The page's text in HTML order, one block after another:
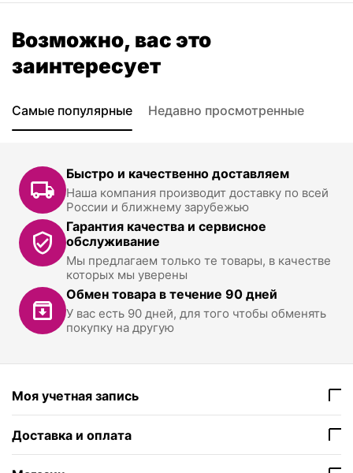
Возможно, вас это
заинтересует
Самые популярные Недавно просмотренные
Быстро и качественно доставляем
Наша компания производит доставку по всей
России и ближнему зарубежью
Гарантия качества и сервисное
обслуживание
Мы предлагаем только те товары, в качестве
которых мы уверены
Обмен товара в течение 90 дней
У вас есть 90 дней, для того чтобы обменять
покупку на другую
Моя учетная запись
Доставка и оплата